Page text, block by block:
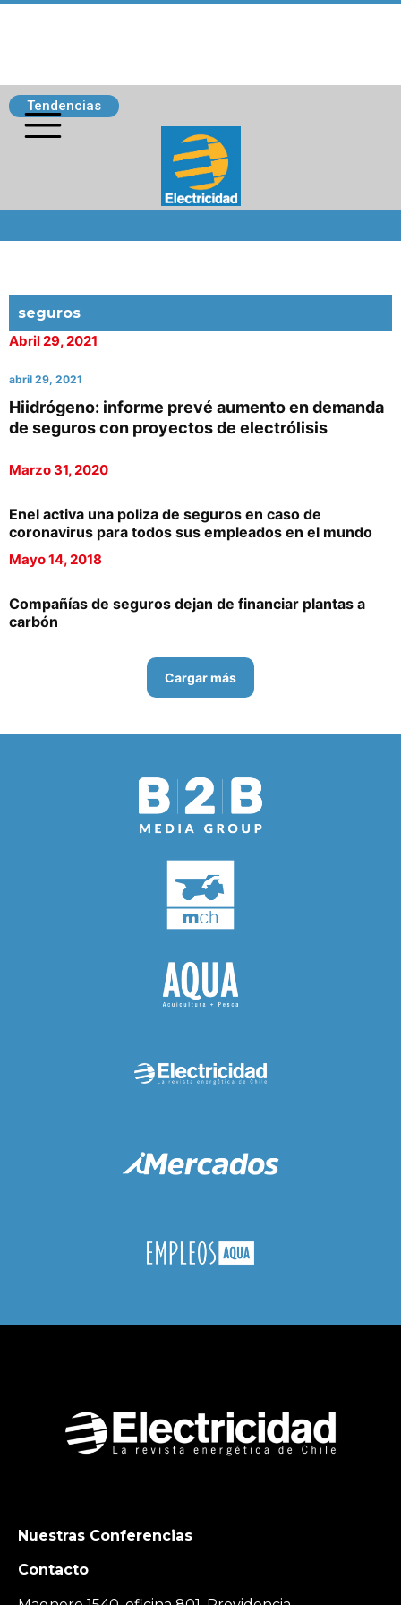
Tendencias
seguros
Abril 29, 2021
abril 29, 2021
Hiidrógeno: informe prevé aumento en demanda
de seguros con proyectos de electrólisis
Marzo 31, 2020
Enel activa una poliza de seguros en caso de
coronavirus para todos sus empleados en el mundo
Mayo 14, 2018
Compañías de seguros dejan de financiar plantas a
carbón
Cargar más
Nuestras Conferencias
Contacto